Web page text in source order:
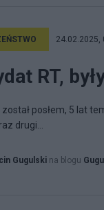
24.02.2025,
RT,
posłem, 5 lat
drugi...
Gugulski na blogu